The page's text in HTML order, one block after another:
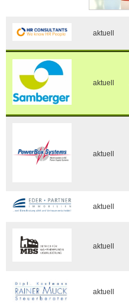
aktuell
aktuell
aktuell
aktuell
aktuell
aktuell